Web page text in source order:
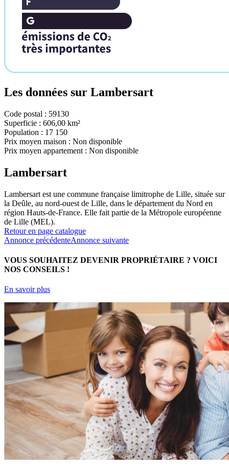
Les données sur Lambersart
Code postal : 59130
Superficie : 606,00 km²
Population : 17 150
Prix moyen maison : Non disponible
Prix moyen appartement : Non disponible
Lambersart
Lambersart est une commune française limitrophe de Lille, située sur
la Deûle, au nord-ouest de Lille, dans le département du Nord en
région Hauts-de-France. Elle fait partie de la Métropole européenne
de Lille (MEL).
Retour en page catalogue
Annonce précédenteAnnonce suivante
VOUS SOUHAITEZ DEVENIR PROPRIÉTAIRE ? VOICI
NOS CONSEILS !
En savoir plus